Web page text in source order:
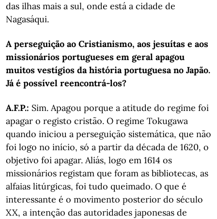
das ilhas mais a sul, onde está a cidade de
Nagasáqui.
A perseguição ao Cristianismo, aos jesuítas e aos
missionários portugueses em geral apagou
muitos vestígios da história portuguesa no Japão.
Já é possível reencontrá-los?
A.F.P.: Sim. Apagou porque a atitude do regime foi
apagar o registo cristão. O regime Tokugawa
quando iniciou a perseguição sistemática, que não
foi logo no início, só a partir da década de 1620, o
objetivo foi apagar. Aliás, logo em 1614 os
missionários registam que foram as bibliotecas, as
alfaias litúrgicas, foi tudo queimado. O que é
interessante é o movimento posterior do século
XX, a intenção das autoridades japonesas de